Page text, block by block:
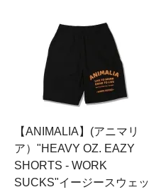
【ANIMALIA】(アニマリ
ア）"HEAVY OZ. EAZY
SHORTS - WORK
SUCKS"イージースウェッ